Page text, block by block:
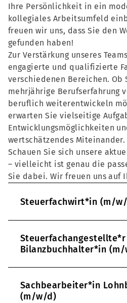
Ihre Persönlichkeit in ein
kollegiales Arbeitsumfeld
freuen wir uns, dass Sie den
gefunden haben!
Zur Verstärkung unseres
engagierte und qualifizierte
verschiedenen Bereichen.
mehrjährige Berufserfahrung
beruflich weiterentwickeln
erwarten Sie vielseitige
Entwicklungsmöglichkeiten
wertschätzendes Miteinander.
Schauen Sie sich unsere
– vielleicht ist genau die
Sie dabei. Wir freuen uns auf
Steuerfachwirt*in (m/
Bilanzbuchhalter*in
Sachbearbeiter*in
(m/w/d)